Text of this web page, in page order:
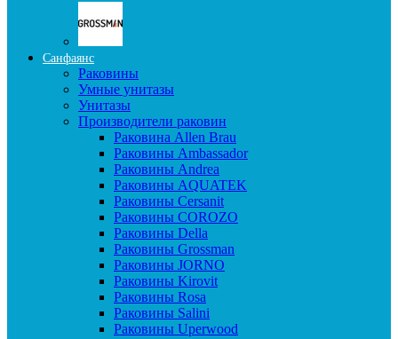
Санфаянс
Раковины
Умные унитазы
Унитазы
Производители раковин
Раковина Allen Brau
Раковины Ambassador
Раковины Andrea
Раковины AQUATEK
Раковины Cersanit
Раковины COROZO
Раковины Della
Раковины Grossman
Раковины JORNO
Раковины Kirovit
Раковины Rosa
Раковины Salini
Раковины Uperwood